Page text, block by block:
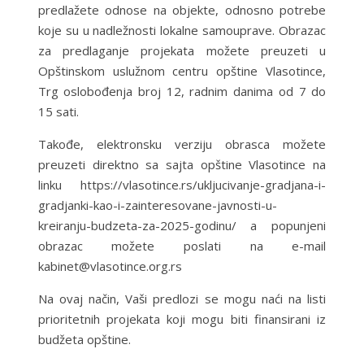
predlažete odnose na objekte, odnosno potrebe
koje su u nadležnosti lokalne samouprave. Obrazac
za predlaganje projekata možete preuzeti u
Opštinskom uslužnom centru opštine Vlasotince,
Trg oslobođenja broj 12, radnim danima od 7 do
15 sati.
Takođe, elektronsku verziju obrasca možete
preuzeti direktno sa sajta opštine Vlasotince na
linku https://vlasotince.rs/ukljucivanje-gradjana-i-
gradjanki-kao-i-zainteresovane-javnosti-u-
kreiranju-budzeta-za-2025-godinu/ a popunjeni
obrazac možete poslati na e-mail
kabinet@vlasotince.org.rs
Na ovaj način, Vaši predlozi se mogu naći na listi
prioritetnih projekata koji mogu biti finansirani iz
budžeta opštine.